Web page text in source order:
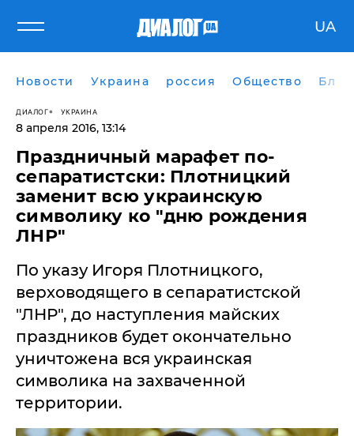
UA
Новости Украина россия Общество
ДИАЛОГ УКРАИНА
8 апреля 2016, 13:14
Праздничный марафет по-
сепаратистски: Плотницкий
заменит всю украинскую
символику ко "дню рождения
ЛНР"
По указу Игоря Плотницкого,
верховодящего в сепаратистской
"ЛНР", до наступления майских
праздников будет окончательно
уничтожена вся украинская
символика на захваченной
территории.